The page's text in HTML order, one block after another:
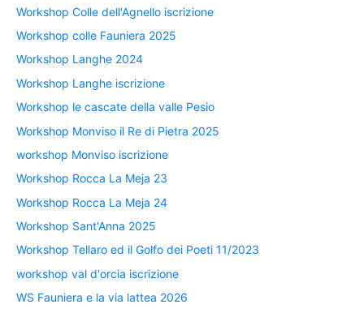
Workshop Colle dell'Agnello iscrizione
Workshop colle Fauniera 2025
Workshop Langhe 2024
Workshop Langhe iscrizione
Workshop le cascate della valle Pesio
Workshop Monviso il Re di Pietra 2025
workshop Monviso iscrizione
Workshop Rocca La Meja 23
Workshop Rocca La Meja 24
Workshop Sant'Anna 2025
Workshop Tellaro ed il Golfo dei Poeti 11/2023
workshop val d'orcia iscrizione
WS Fauniera e la via lattea 2026